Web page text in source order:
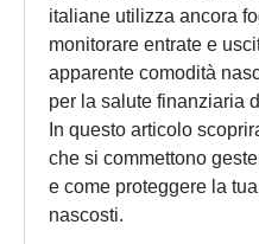
italiane utilizza ancora
monitorare entrate e
apparente comodità
per la salute finanziaria
In questo articolo
che si commettono
e come proteggere la
nascosti.